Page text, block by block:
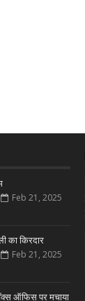
Feb 21, 2025
का किरदार
Feb 21, 2025
ऑफिस पर मचाया